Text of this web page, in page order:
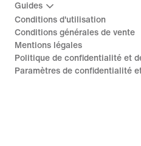
Guides
Conditions d'utilisation
Conditions générales de vente
Mentions légales
Politique de confidentialité et
Paramètres de confidentialité